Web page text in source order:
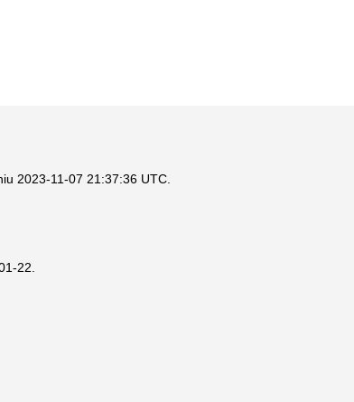
2023-11-07 21:37:36 UTC
22.